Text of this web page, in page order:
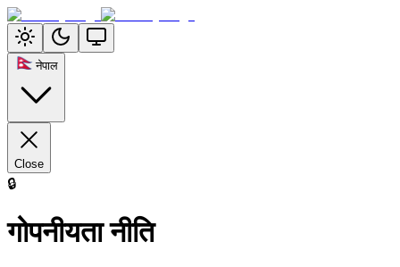
नेपाल
Close
🔒
गोपनीयता नीति